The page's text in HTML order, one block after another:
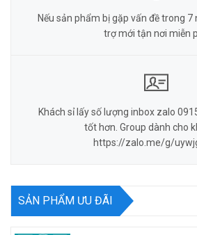
Nếu sản phẩm bị gặp vấn đề trong 7
trợ mới tận nơi miễn
Khách sỉ lấy số lượng inbox zalo
tốt hơn. Group dành cho
https://zalo.me/g/
SẢN PHẨM ƯU ĐÃI